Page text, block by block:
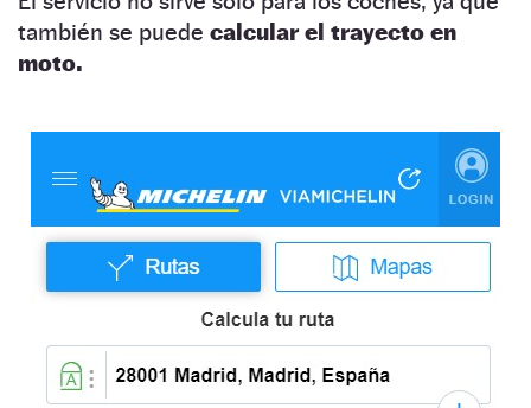
también se puede calcular el trayecto en
moto.